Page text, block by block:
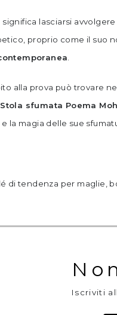
significa lasciarsi
proprio come il
alla prova può trovare
sfumata Poema
la magia delle sue
di tendenza per maglie,
Iscriviti